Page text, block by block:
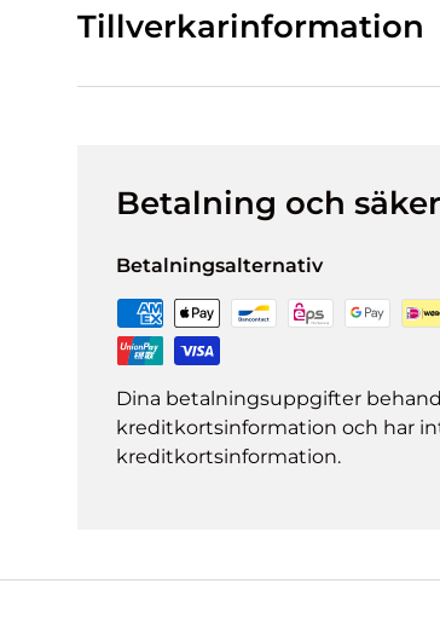
Tillverkarinformation
Betalning och
Betalningsalternativ
Dina betalningsuppgifter
kreditkortsinformation och har
kreditkortsinformation.